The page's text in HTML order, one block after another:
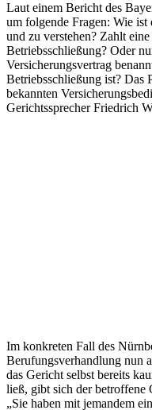
Laut einem Bericht des
um folgende Fragen: Wie
und zu verstehen? Zahlt
Betriebsschließung? Oder
Versicherungsvertrag
Betriebsschließung ist? Das
bekannten
Gerichtssprecher Friedrich
Im konkreten Fall des
Berufungsverhandlung nun
das Gericht selbst bereits
ließ, gibt sich der betroffene
„Sie haben mit jemandem